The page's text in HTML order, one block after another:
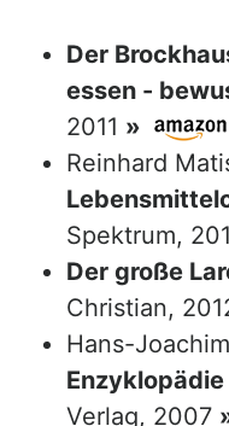
Der
essen -
2011 »
Reinhard
Spektrum,
Der große
Christian,
Hans-
Verlag, 2007